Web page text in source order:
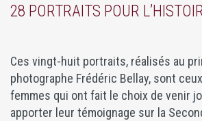
28 PORTRAITS POUR
Ces vingt-huit portraits, réalisés au
photographe Frédéric Bellay, sont
femmes qui ont fait le choix de venir
apporter leur témoignage sur la